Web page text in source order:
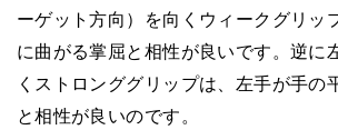
ーゲット方向）を向くウィークグリッ
に曲がる掌屈と相性が良いです。逆に
くストロンググリップは、左手が手の
と相性が良いのです。